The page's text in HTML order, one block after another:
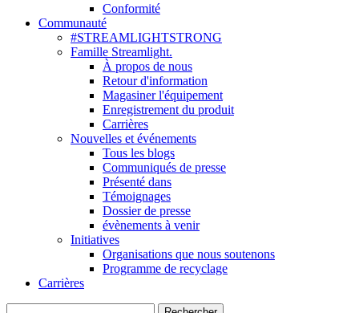
Conformité
Communauté
#STREAMLIGHTSTRONG
Famille Streamlight.
À propos de nous
Retour d'information
Magasiner l'équipement
Enregistrement du produit
Carrières
Nouvelles et événements
Tous les blogs
Communiqués de presse
Présenté dans
Témoignages
Dossier de presse
évènements à venir
Initiatives
Organisations que nous soutenons
Programme de recyclage
Carrières